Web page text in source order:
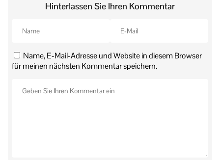
Hinterlassen Sie Ihren Kommentar
Name, E-Mail-Adresse und Website in diesem Browser
für meinen nächsten Kommentar speichern.